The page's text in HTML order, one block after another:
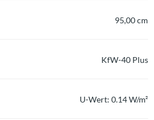
95,00 cm
KfW-40 Plus
U-Wert: 0.14 W/m²